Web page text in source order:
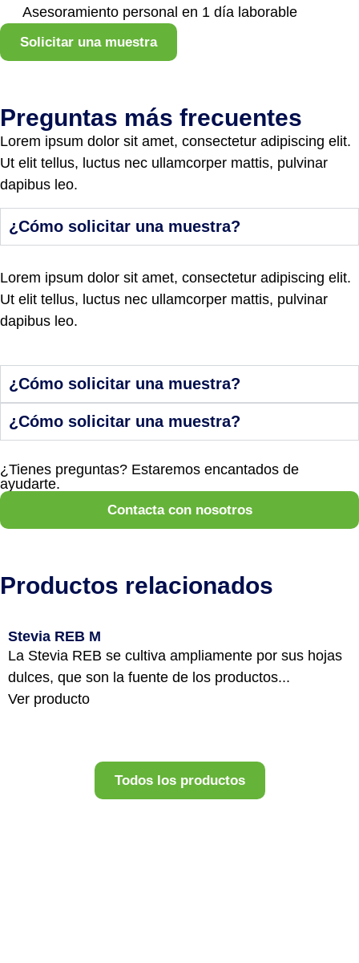
Asesoramiento personal en 1 día laborable
Solicitar una muestra
Preguntas más frecuentes
Lorem ipsum dolor sit amet, consectetur adipiscing elit.
Ut elit tellus, luctus nec ullamcorper mattis, pulvinar
dapibus leo.
¿Cómo solicitar una muestra?
Lorem ipsum dolor sit amet, consectetur adipiscing elit.
Ut elit tellus, luctus nec ullamcorper mattis, pulvinar
dapibus leo.
¿Cómo solicitar una muestra?
¿Cómo solicitar una muestra?
¿Tienes preguntas? Estaremos encantados de
ayudarte.
Contacta con nosotros
Productos relacionados
Stevia REB M
La Stevia REB se cultiva ampliamente por sus hojas
dulces, que son la fuente de los productos...
Ver producto
Todos los productos